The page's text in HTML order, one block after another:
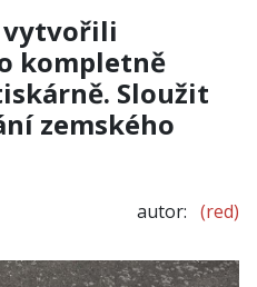
vytvořili
kompletně
Sloužit
zemského
autor: (red)